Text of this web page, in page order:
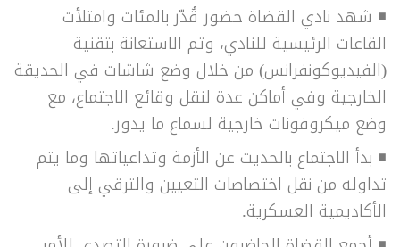
◾ شهد نادي القضاة حضور قُدّر بالمئات وامتلأت
القاعات الرئيسية للنادي، وتم الاستعانة بتقنية
(الفيديوكونفرانس) من خلال وضع شاشات في الحديقة
الخارجية وفي أماكن عدة لنقل وقائع الاجتماع، مع
وضع ميكروفونات خارجية لسماع ما يدور.
◾ بدأ الاجتماع بالحديث عن الأزمة وتداعياتها وما يتم
تداوله من نقل اختصاصات التعيين والترقي إلى
الأكاديمية العسكرية.